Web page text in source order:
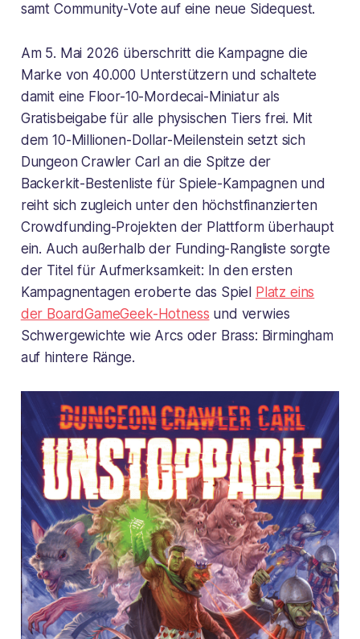
samt Community-Vote auf eine neue Sidequest.
Am 5. Mai 2026 überschritt die Kampagne die
Marke von 40.000 Unterstützern und schaltete
damit eine Floor-10-Mordecai-Miniatur als
Gratisbeigabe für alle physischen Tiers frei. Mit
dem 10-Millionen-Dollar-Meilenstein setzt sich
Dungeon Crawler Carl an die Spitze der
Backerkit-Bestenliste für Spiele-Kampagnen und
reiht sich zugleich unter den höchstfinanzierten
Crowdfunding-Projekten der Plattform überhaupt
ein. Auch außerhalb der Funding-Rangliste sorgte
der Titel für Aufmerksamkeit: In den ersten
Kampagnentagen eroberte das Spiel
Platz eins
der BoardGameGeek-Hotness und verwies
Schwergewichte wie Arcs oder Brass: Birmingham
auf hintere Ränge.